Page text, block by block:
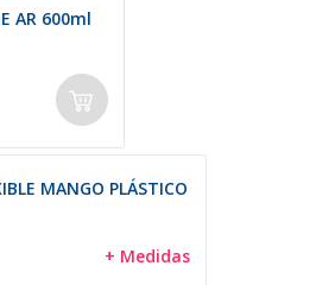
AR 600ml
MANGO PLÁSTICO
+ Medidas